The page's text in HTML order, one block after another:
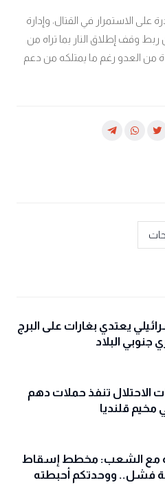
الاستمرار في القتال، وإدارة
وقف إطلاق النار بما تراه من
من العدو رغم ما يمتلكه من دعم
يعتدي بغارات على البرج
جنوبي البلاد
الاحتلال تنفذ حملات دهم
قلنديا
مع الشعب: مخطط إسقاط